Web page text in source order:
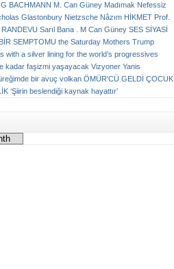
BACHMANN M. Can Güney Madımak Nefessiz
Glastonbury Nietzsche Nâzım HİKMET Prof.
RANDEVU Sarıl Bana . M Can Güney SES SİYASİ
SEMPTOMU the Saturday Mothers Trump
with a silver lining for the world’s progressives
kadar faşizmi yaşayacak Vizyoner Yanis
bir avuç volkan ÖMÜR'CÜ GELDİ ÇOCUK
‘Şiirin beslendiği kaynak hayattır’